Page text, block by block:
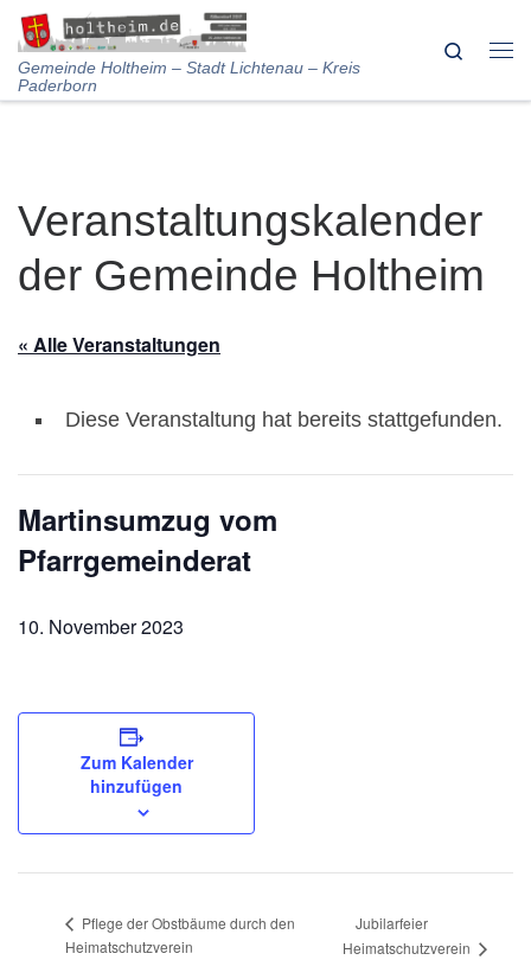
Skip to content
Gemeinde Holtheim – Stadt Lichtenau – Kreis
Paderborn
Search
Veranstaltungskalender
der Gemeinde Holtheim
« Alle Veranstaltungen
Diese Veranstaltung hat bereits stattgefunden.
Martinsumzug vom
Pfarrgemeinderat
10. November 2023
Zum Kalender
hinzufügen
Pflege der Obstbäume durch den
Heimatschutzverein
Jubilarfeier
Heimatschutzverein